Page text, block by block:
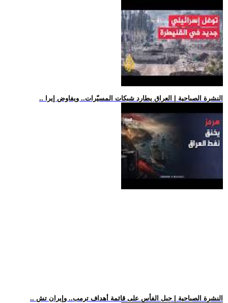
.. النشرة الصباحية | العراق يطارد شبكات المسيّرات.. ويفاوض إيرا
.. النشرة الصباحية | جبل الفأس على قائمة أهداف ترمب.. وإيران تش